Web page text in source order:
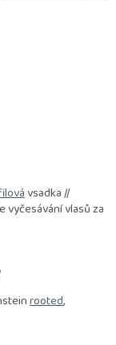
vsadka //
vyčesávání vlasů za
rooted,